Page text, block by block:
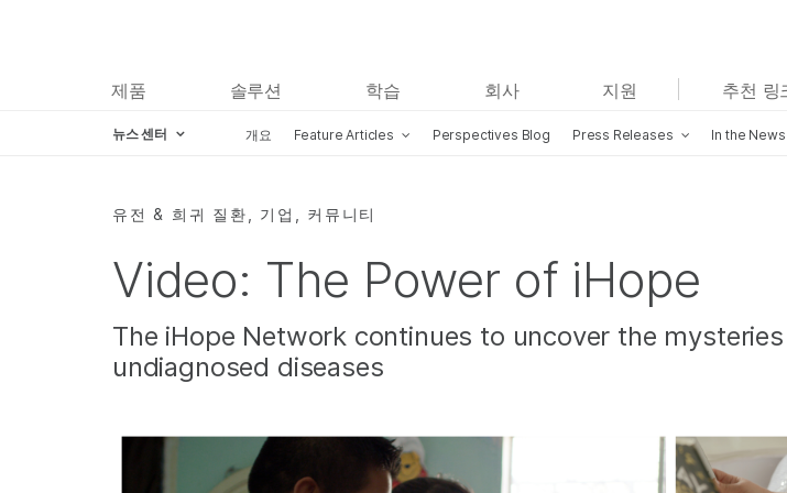
제품 솔루션 학습 회사 지원 추천 링
뉴스 센터 개요 Feature Articles Perspectives Blog Press Releases In the News
유전 & 희귀 질환, 기업, 커뮤니티
Video: The Power of iHope
The iHope Network continues to uncover the
undiagnosed diseases
보다 관련성이 높은 콘텐츠를 확인
관심 분야를 선택해 주세요:
암 연구